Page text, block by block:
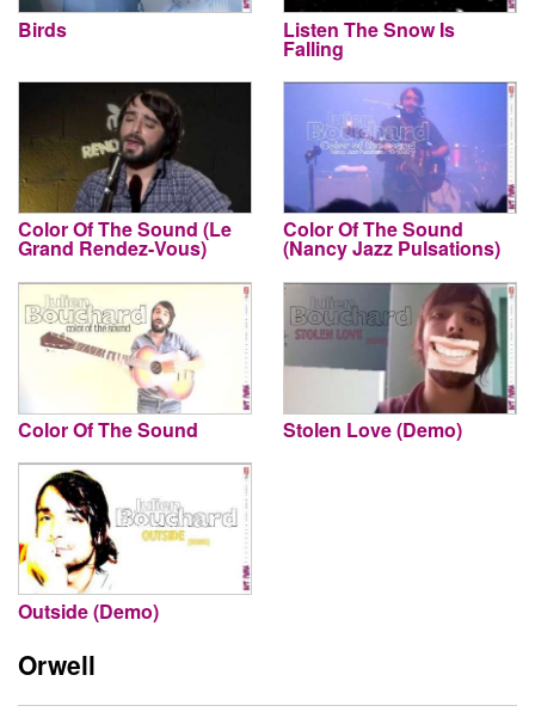
Birds Listen The Snow Is
Falling
Color Of The Sound (Le
Grand Rendez-Vous)
Color Of The Sound
(Nancy Jazz Pulsations)
Color Of The Sound Stolen Love (Demo)
Outside (Demo)
Orwell